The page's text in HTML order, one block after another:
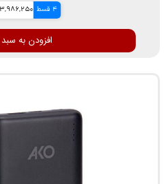
4 قسط 3,986,250 تومانی
افزودن به